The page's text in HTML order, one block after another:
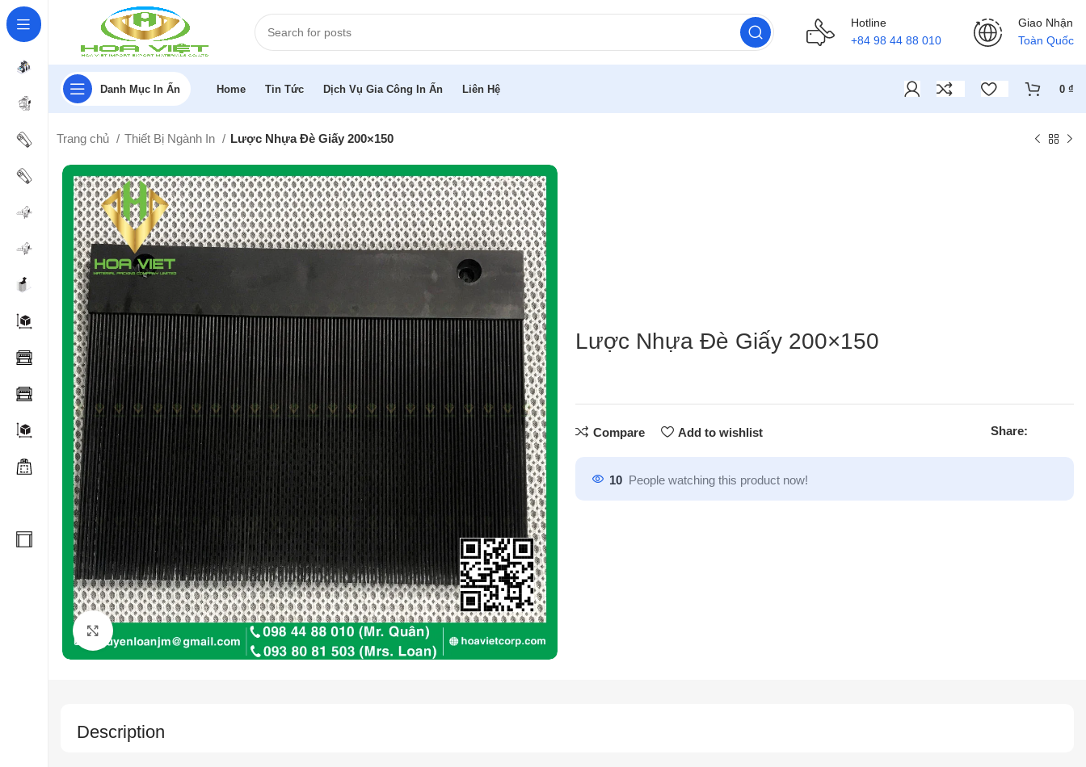
Hotline
+84 98 44 88 010
Giao Nhận
Toàn Quốc
Danh Mục In Ấn Home Tin Tức Dịch Vụ Gia Công In Ấn Liên Hệ 0 ₫
Trang chủ Thiết Bị Ngành In Lược Nhựa Đè Giấy 200×150
Lược Nhựa Đè Giấy 200×150
Compare Add to wishlist Share:
10 People watching this product now!
Description